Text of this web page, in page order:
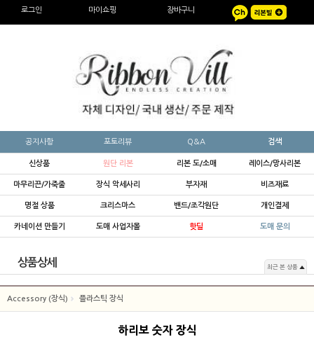
로그인 마이쇼핑 장바구니
공지사항 포토리뷰 Q&A 검색
신상품 원단 리본 리본 도/소매 레이스/망사리본
마무리끈/가죽줄 장식 악세사리 부자재 비즈재료
명절 상품 크리스마스 밴드/조각원단 개인결제
카네이션 만들기 도매 사업자몰 핫딜 도매 문의
상품상세
Accessory (장식) 플라스틱 장식
최근 본 상품
하리보 숫자 장식